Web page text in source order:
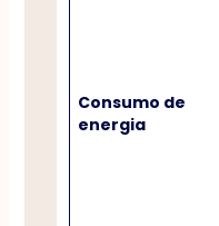
Consumo de
energia